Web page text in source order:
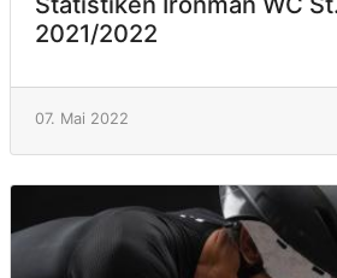
2021/2022
07. Mai 2022